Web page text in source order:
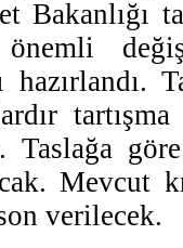
Bakanlığı
önemli
Taslağa
Mevcut
verilecek.